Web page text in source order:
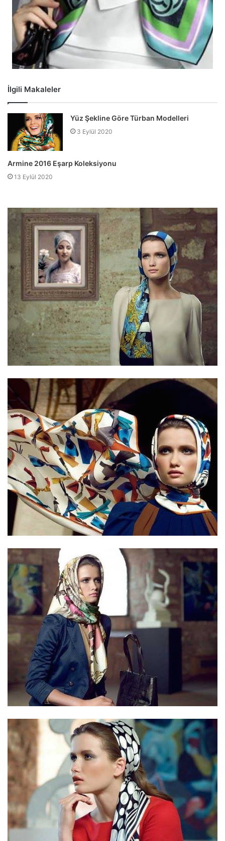
İlgili Makaleler
Yüz Şekline Göre Türban Modelleri
3 Eylül 2020
Armine 2016 Eşarp Koleksiyonu
13 Eylül 2020